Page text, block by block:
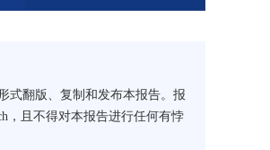
式翻版、复制和发布本报告。报
，且不得对本报告进行任何有悖